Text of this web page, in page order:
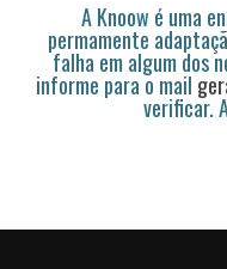
A Knoow é uma
permamente
falha em algum dos
informe para o mail
verificar.